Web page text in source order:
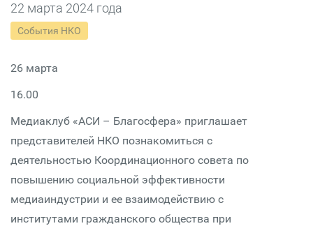
22 марта 2024 года
События НКО
26 марта
16.00
Медиаклуб «АСИ – Благосфера» приглашает
представителей НКО познакомиться с
деятельностью Координационного совета по
повышению социальной эффективности
медиаиндустрии и ее взаимодействию с
институтами гражданского общества при